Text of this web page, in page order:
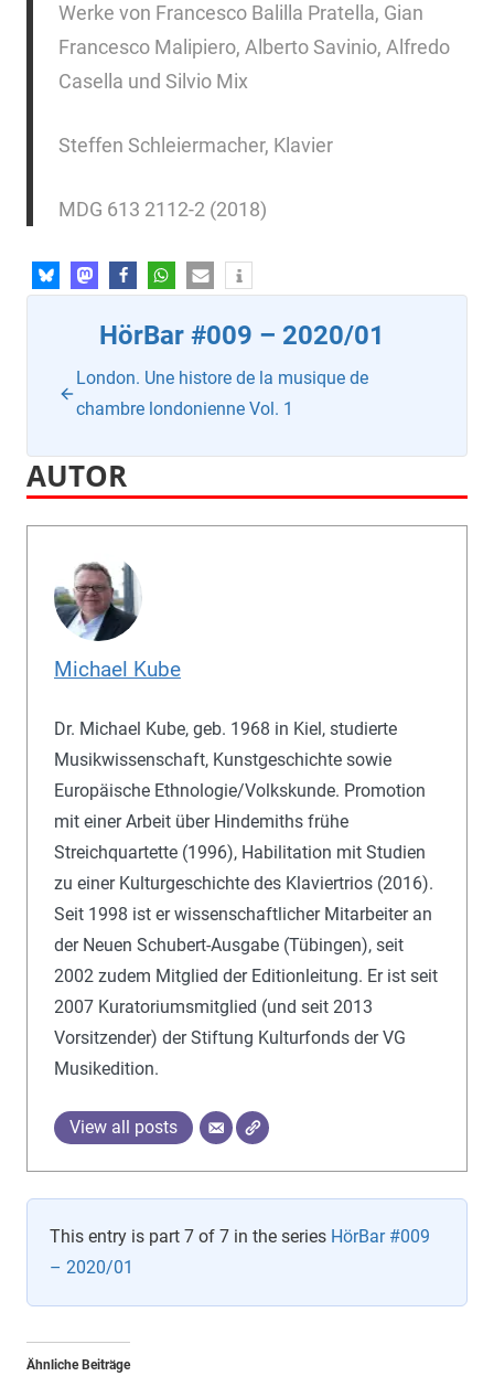
Werke von Francesco Balilla Pratella, Gian
Francesco Malipiero, Alberto Savinio, Alfredo
Casella und Silvio Mix
Steffen Schleiermacher, Klavier
MDG 613 2112-2 (2018)
HörBar #009 – 2020/01
London. Une histore de la musique de
chambre londonienne Vol. 1
AUTOR
Michael Kube
Dr. Michael Kube, geb. 1968 in Kiel, studierte
Musikwissenschaft, Kunstgeschichte sowie
Europäische Ethnologie/Volkskunde. Promotion
mit einer Arbeit über Hindemiths frühe
Streichquartette (1996), Habilitation mit Studien
zu einer Kulturgeschichte des Klaviertrios (2016).
Seit 1998 ist er wissenschaftlicher Mitarbeiter an
der Neuen Schubert-Ausgabe (Tübingen), seit
2002 zudem Mitglied der Editionleitung. Er ist seit
2007 Kuratoriumsmitglied (und seit 2013
Vorsitzender) der Stiftung Kulturfonds der VG
Musikedition.
View all posts
This entry is part 7 of 7 in the series HörBar #009
– 2020/01
Ähnliche Beiträge